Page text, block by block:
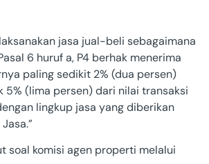
jasa jual-beli sebagaimana
6 huruf a, P4 berhak menerima
paling sedikit 2% (dua persen)
5% (lima persen) dari nilai transaksi
lingkup jasa yang diberikan
soal komisi agen properti melalui